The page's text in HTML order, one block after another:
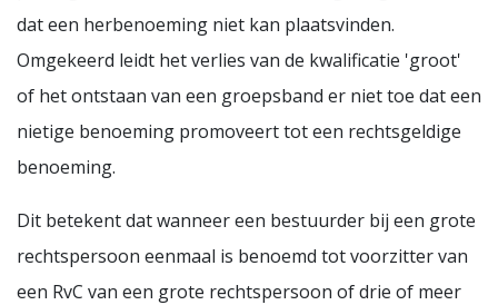
dat een herbenoeming niet kan plaatsvinden.
Omgekeerd leidt het verlies van de kwalificatie 'groot'
of het ontstaan van een groepsband er niet toe dat een
nietige benoeming promoveert tot een rechtsgeldige
benoeming.
Dit betekent dat wanneer een bestuurder bij een grote
rechtspersoon eenmaal is benoemd tot voorzitter van
een RvC van een grote rechtspersoon of drie of meer